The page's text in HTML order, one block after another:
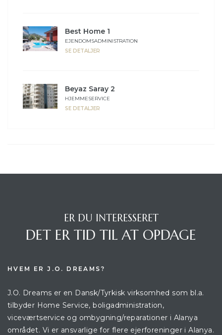
Best Home 1
EJENDOMSADMINISTRATION
SE DETALJER
Beyaz Saray 2
HJEMMESERVICE
SE DETALJER
ER DU INTERESSERET
DET ER TID TIL AT OPDAGE
HVEM ER J.O. DREAMS?
J.O. Dreams er en Dansk/Tyrkisk virksomhed som bl.a.
tilbyder Home Service, boligadministration,
viceværtservice og ombygning/reparationer i Alanya
området. Vi er ansvarlige for flere ejerforeninger i Alanya.